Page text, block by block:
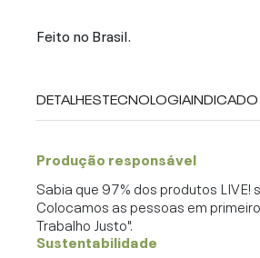
Feito no Brasil.
DETALHESTECNOLOGIAINDICADO
Produção responsável
Sabia que 97% dos produtos
Colocamos as pessoas em
Trabalho Justo".
Sustentabilidade